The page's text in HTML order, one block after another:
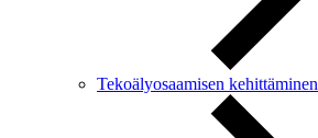
Tekoälyosaamisen kehittäminen